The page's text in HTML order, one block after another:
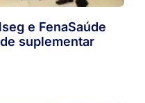
e FenaSaúde
suplementar